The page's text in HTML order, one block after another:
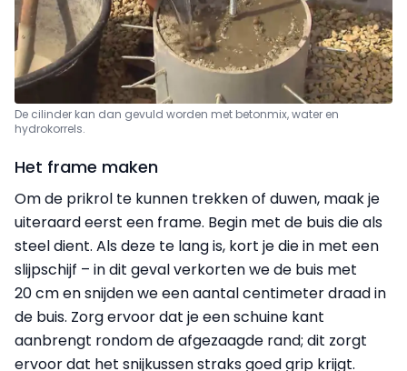
De cilinder kan dan gevuld worden met betonmix, water en
hydrokorrels.
Het frame maken
Om de prikrol te kunnen trekken of duwen, maak je
uiteraard eerst een frame. Begin met de buis die als
steel dient. Als deze te lang is, kort je die in met een
slijpschijf – in dit geval verkorten we de buis met
20 cm en snijden we een aantal centimeter draad in
de buis. Zorg ervoor dat je een schuine kant
aanbrengt rondom de afgezaagde rand; dit zorgt
ervoor dat het snijkussen straks goed grip krijgt.